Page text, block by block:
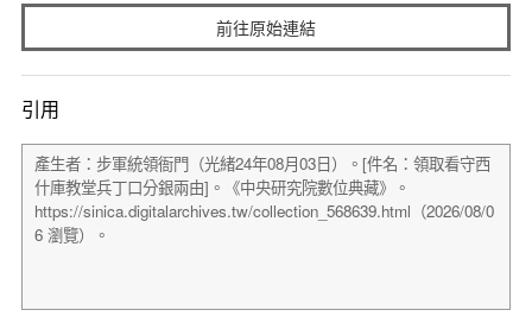
前往原始連結
引用